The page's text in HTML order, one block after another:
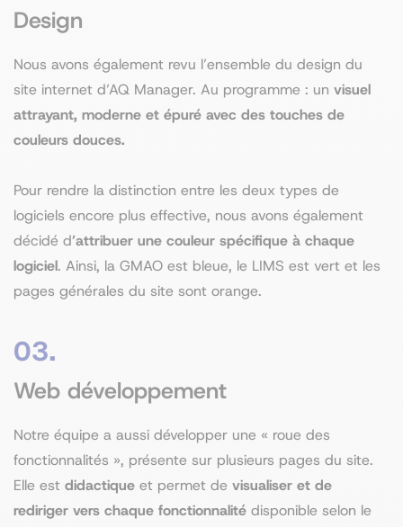
Design
Nous avons également revu l’ensemble du design du
site internet d’AQ Manager. Au programme : un visuel
attrayant, moderne et épuré avec des touches de
couleurs douces.
Pour rendre la distinction entre les deux types de
logiciels encore plus effective, nous avons également
décidé d’attribuer une couleur spécifique à chaque
logiciel. Ainsi, la GMAO est bleue, le LIMS est vert et les
pages générales du site sont orange.
03.
Web développement
Notre équipe a aussi développer une « roue des
fonctionnalités », présente sur plusieurs pages du site.
Elle est didactique et permet de visualiser et de
rediriger vers chaque fonctionnalité disponible selon le